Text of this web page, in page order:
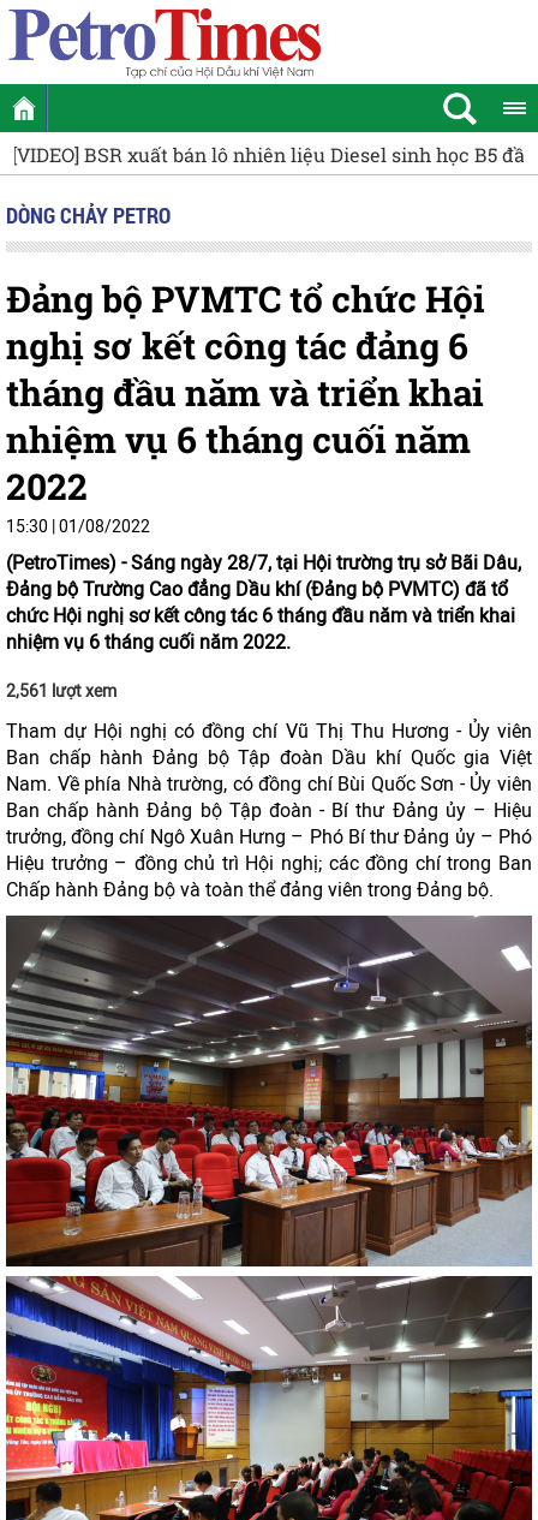
Petrovietnam chung tay cùng Nghệ An xây dựng Trường
DÒNG CHẢY PETRO
Đảng bộ PVMTC tổ chức Hội
nghị sơ kết công tác đảng 6
tháng đầu năm và triển khai
nhiệm vụ 6 tháng cuối năm
2022
15:30 | 01/08/2022
(PetroTimes) -Sáng ngày 28/7, tại Hội trường trụ sở Bãi Dâu,
Đảng bộ Trường Cao đẳng Dầu khí (Đảng bộ PVMTC) đã tổ
chức Hội nghị sơ kết công tác 6 tháng đầu năm và triển khai
nhiệm vụ 6 tháng cuối năm 2022.
2,561 lượt xem
Tham dự Hội nghị có đồng chí Vũ Thị Thu Hương - Ủy viên
Ban chấp hành Đảng bộ Tập đoàn Dầu khí Quốc gia Việt
Nam. Về phía Nhà trường, có đồng chí Bùi Quốc Sơn - Ủy viên
Ban chấp hành Đảng bộ Tập đoàn - Bí thư Đảng ủy – Hiệu
trưởng, đồng chí Ngô Xuân Hưng – Phó Bí thư Đảng ủy – Phó
Hiệu trưởng – đồng chủ trì Hội nghị; các đồng chí trong Ban
Chấp hành Đảng bộ và toàn thể đảng viên trong Đảng bộ.